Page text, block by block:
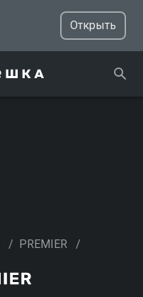
Открыть
/ PREMIER /